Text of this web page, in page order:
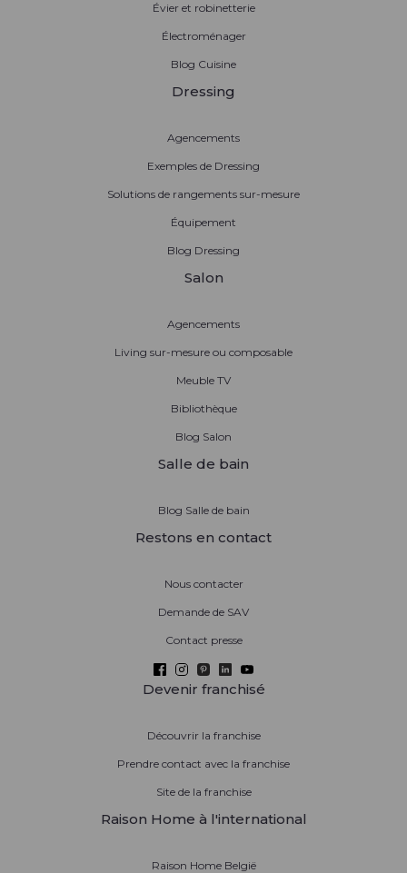
Évier et robinetterie
Électroménager
Blog Cuisine
Dressing
Agencements
Exemples de Dressing
Solutions de rangements sur-mesure
Équipement
Blog Dressing
Salon
Agencements
Living sur-mesure ou composable
Meuble TV
Bibliothèque
Blog Salon
Salle de bain
Blog Salle de bain
Restons en contact
Nous contacter
Demande de SAV
Contact presse
Devenir franchisé
Découvrir la franchise
Prendre contact avec la franchise
Site de la franchise
Raison Home à l'international
Raison Home België